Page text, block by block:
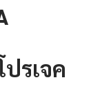
รเจค